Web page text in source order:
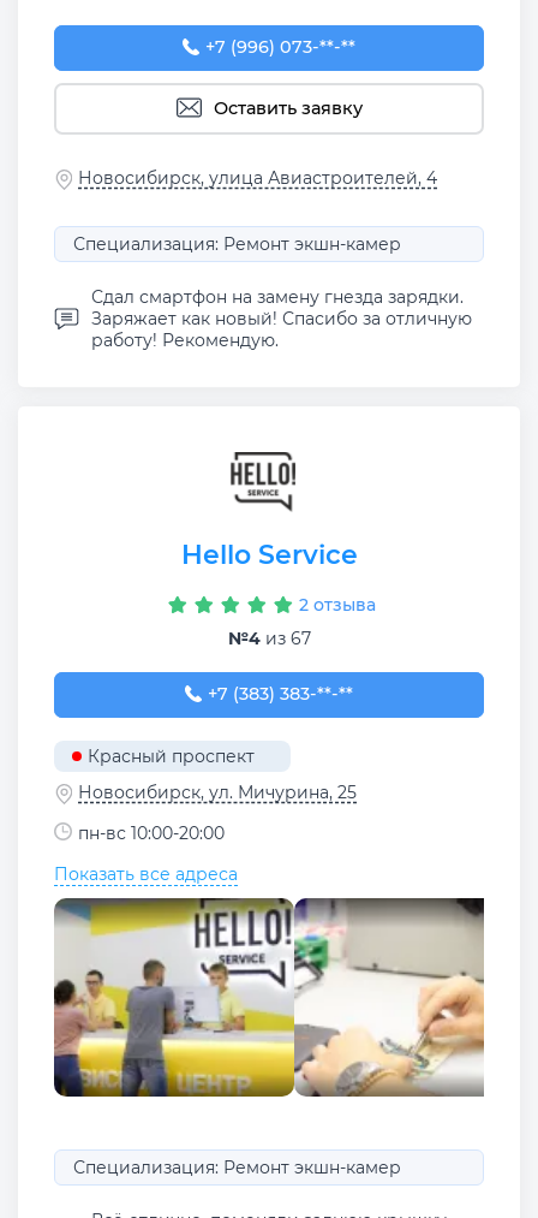
+7 (996) 073-00-25
+7 (996) 073-**-**
Оставить заявку
Новосибирск, улица Авиастроителей, 4
Специализация: Ремонт экшн-камер
Сдал смартфон на замену гнезда зарядки.
Заряжает как новый! Спасибо за отличную
работу! Рекомендую.
Hello Service
2 отзыва
№4из 67
+7 (383) 383-26-43
+7 (383) 383-**-**
Красный проспект
Новосибирск, ул. Мичурина, 25
пн-вс 10:00-20:00
Показать все адреса
Специализация: Ремонт экшн-камер